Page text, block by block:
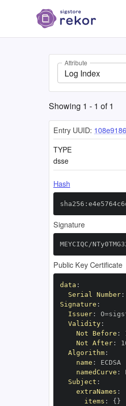
Attribute
Log Index
Showing 1 - 1 of1
Entry UUID:
TYPE
dsse
Hash
Signature
MEYCIQC/
Public Key Certificate
data :
Serial Number:
Signature :
Issuer:
Validity:
Not Before :
Not After:
Algorithm:
name :
namedCurve :
Subject :
extraNames :
items : { }